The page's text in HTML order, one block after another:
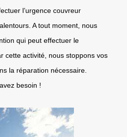
l’urgence couvreur
A tout moment, nous
qui peut effectuer le
cette activité, nous stoppons vos
la réparation nécessaire.
besoin !